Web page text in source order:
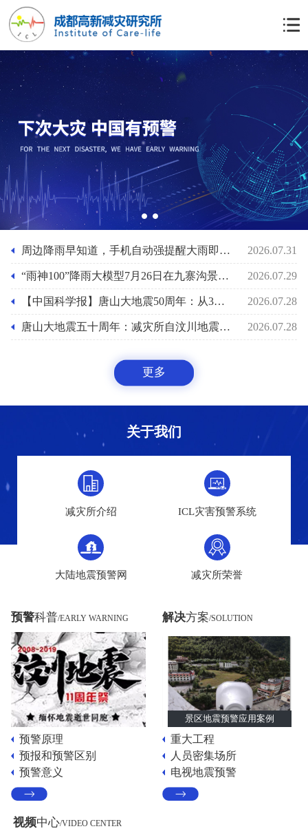
12 周边降雨早知道，手机自动强提醒大雨即将来袭功能上线，“雨神100”降雨大模型助力基层防灾人员的应急准备 2026.07.31
“雨神100”降雨大模型7月26日在九寨沟景区泥石流前2小时预报其最大小时雨强29mm/小时 2026.07.29
【中国科学报】唐山大地震50周年：从3小时速报到61秒预警 2026.07.28
唐山大地震五十周年：减灾所自汶川地震后十八年助力国家预警能力之路 2026.07.28
更多
关于我们
减灾所介绍 ICL灾害预警系统
大陆地震预警网 减灾所荣誉
预警科普/EARLY WARNING
预警原理
预报和预警区别
预警意义
解决方案/SOLUTION
景区地震预警应用案例
重大工程
人员密集场所
电视地震预警
视频中心/VIDEO CENTER